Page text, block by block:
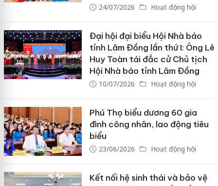
24/07/2026 Hoạt động hội
Đại hội đại biểu Hội Nhà báo
tỉnh Lâm Đồng lần thứ I: Ông Lê
Huy Toàn tái đắc cử Chủ tịch
Hội Nhà báo tỉnh Lâm Đồng
10/07/2026 Hoạt động hội
Phú Thọ biểu dương 60 gia
đình công nhân, lao động tiêu
biểu
23/06/2026 Hoạt động hội
Kết nối hệ sinh thái và bảo vệ